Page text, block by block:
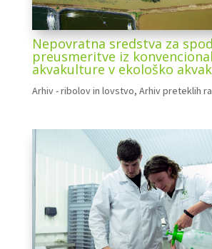
Nepovratna sredstva za
preusmeritve iz
akvakulture v ekološko
Arhiv - ribolov in lovstvo, Arhiv preteklih